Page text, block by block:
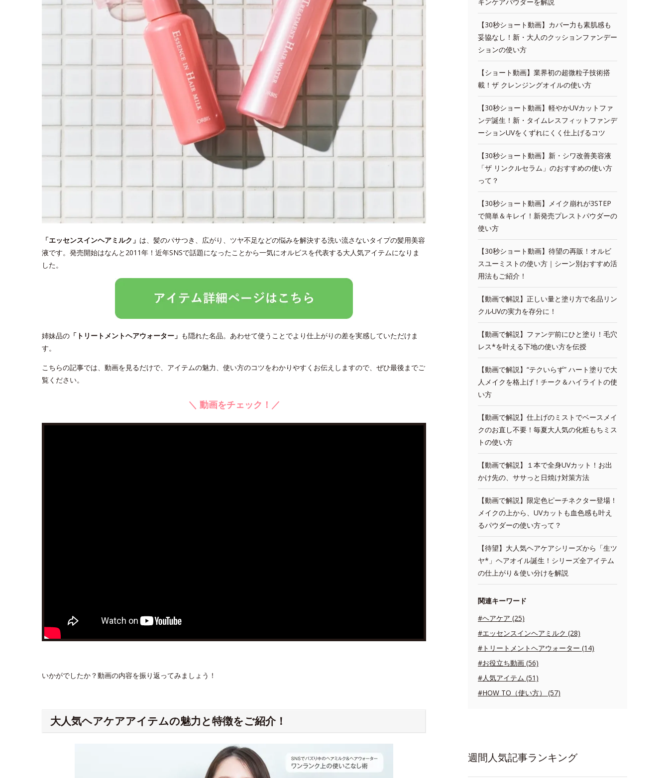
「エッセンスインヘアミルク」 は、髪のパサつき、広がり、ツヤ不足などの悩みを解決する洗い流さないタイプの髪用美容
液です。発売開始はなんと2011年！近年SNSで話題になったことから一気にオルビスを代表する大人気アイテムになりま
した。
姉妹品の 「トリートメントヘアウォーター」 も隠れた名品。あわせて使うことでより仕上がりの差を実感していただけま
す。
こちらの記事では、動画を見るだけで、アイテムの魅力、使い方のコツをわかりやすくお伝えしますので、ぜひ最後までご
覧ください。
＼ 動画をチェック！／
いかがでしたか？動画の内容を振り返ってみましょう！
大人気ヘアケアアイテムの魅力と特徴をご紹介！
【30秒ショート動画】カバー力も素肌感も
妥協なし！新・大人のクッションファンデー
ションの使い方
【ショート動画】業界初の超微粒子技術搭
載！ザ クレンジングオイルの使い方
【30秒ショート動画】軽やかUVカットファ
ンデ誕生！新・タイムレスフィットファンデ
ーションUVをくずれにくく仕上げるコツ
【30秒ショート動画】新・シワ改善美容液
「ザ リンクルセラム」のおすすめの使い方
って？
【30秒ショート動画】メイク崩れが3STEP
で簡単＆キレイ！新発売プレストパウダーの
使い方
【30秒ショート動画】待望の再販！オルビ
スユーミストの使い方｜シーン別おすすめ活
用法もご紹介！
【動画で解説】正しい量と塗り方で名品リン
クルUVの実力を存分に！
【動画で解説】ファンデ前にひと塗り！毛穴
レス*を叶える下地の使い方を伝授
【動画で解説】“テクいらず” ハート塗りで大
人メイクを格上げ！チーク＆ハイライトの使
い方
【動画で解説】仕上げのミストでベースメイ
クのお直し不要！毎夏大人気の化粧もちミス
トの使い方
【動画で解説】１本で全身UVカット！お出
かけ先の、ササっと日焼け対策方法
【動画で解説】限定色ピーチネクター登場！
メイクの上から、UVカットも血色感も叶え
るパウダーの使い方って？
【待望】大人気ヘアケアシリーズから「生ツ
ヤ*」ヘアオイル誕生！シリーズ全アイテム
の仕上がり＆使い分けを解説
関連キーワード
#ヘアケア (25)
#エッセンスインヘアミルク (28)
#トリートメントヘアウォーター (14)
#お役立ち動画 (56)
#人気アイテム (51)
#HOW TO（使い方） (57)
週間人気記事ランキング